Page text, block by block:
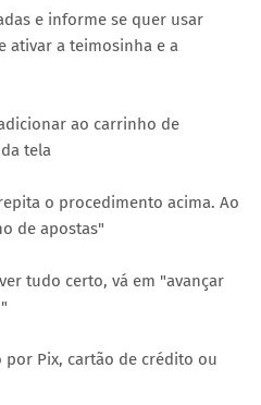
e informe se quer usar
ativar a teimosinha e a
ao carrinho de
tela
o procedimento acima. Ao
de apostas"
tudo certo, vá em "avançar
Pix, cartão de crédito ou